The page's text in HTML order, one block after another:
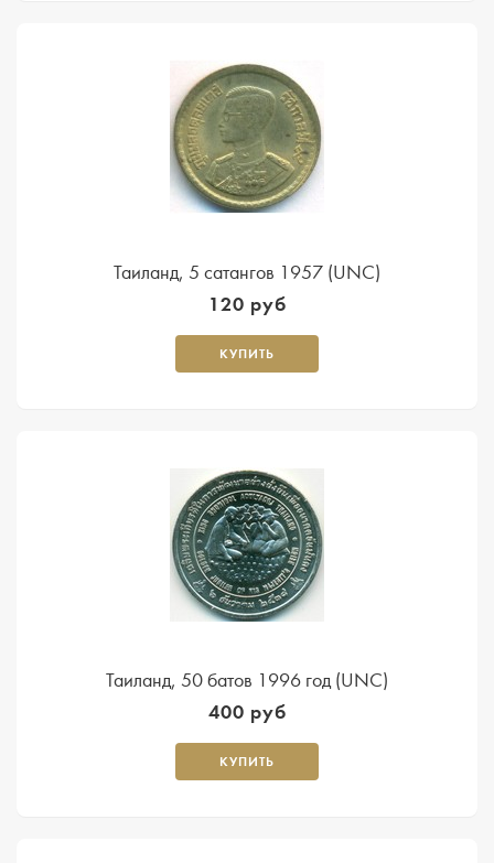
Таиланд, 5 сатангов 1957 (UNC)
120 руб
КУПИТЬ
Таиланд, 50 батов 1996 год (UNC)
400 руб
КУПИТЬ